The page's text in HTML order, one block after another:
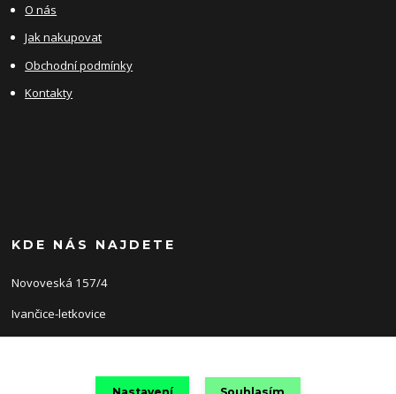
O nás
Jak nakupovat
Obchodní podmínky
Kontakty
KDE NÁS NAJDETE
Novoveská 157/4
Ivančice-letkovice